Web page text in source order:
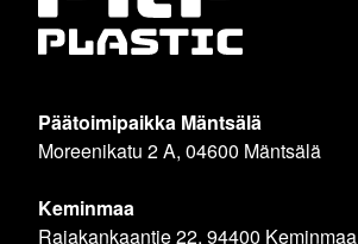
Päätoimipaikka Mäntsälä
Moreenikatu 2 A, 04600 Mäntsälä
Keminmaa
Rajakankaantie 22, 94400 Keminmaa